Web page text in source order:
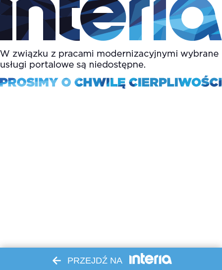
PRZEJDŹ NA